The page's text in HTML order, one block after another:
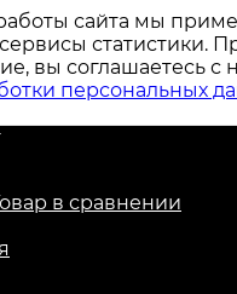
сайта мы
статистики.
вы соглашаетесь с
персональных
в сравнении